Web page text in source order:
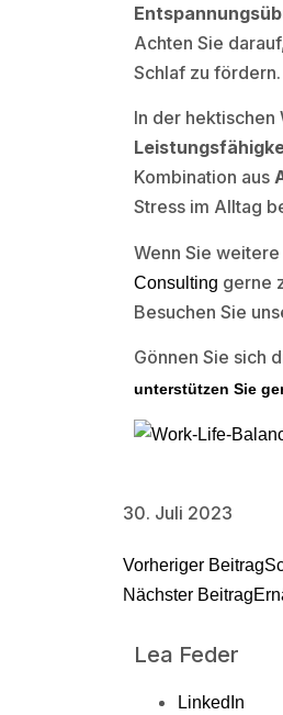
Achten Sie
Schlaf zu fördern.
In der hektischen
Kombination aus
Stress im Alltag
Wenn Sie
Consulting gerne
Besuchen Sie
Gönnen Sie sich
unterstützen Sie
30. Juli 2023
Vorheriger Beitrag
Nächster Beitrag
Lea Feder
LinkedIn